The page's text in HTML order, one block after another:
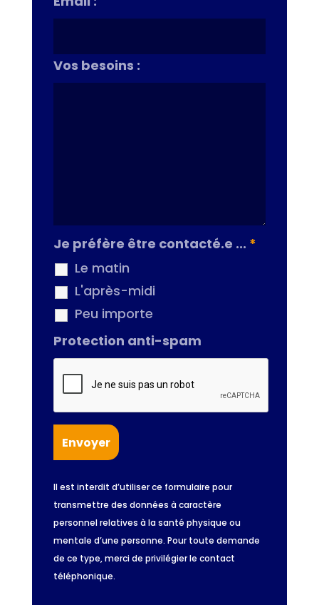
Vos besoins :
Je préfère être contacté.e ... *
Le matin
L'après-midi
Peu importe
Protection anti-spam
Il est interdit d’utiliser ce formulaire pour
transmettre des données à caractère
personnel relatives à la santé physique ou
mentale d’une personne. Pour toute demande
de ce type, merci de privilégier le contact
téléphonique.